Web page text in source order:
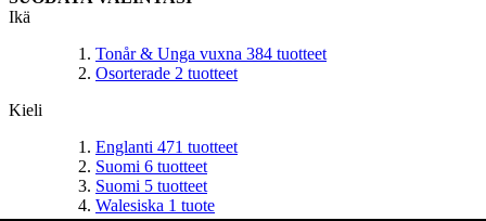
Ikä
Tonår & Unga vuxna 384 tuotteet
Osorterade 2 tuotteet
Kieli
Englanti 471 tuotteet
Suomi 6 tuotteet
Suomi 5 tuotteet
Walesiska 1 tuote